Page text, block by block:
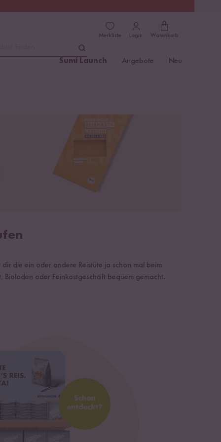
Merkliste Login Warenkorb
Sumi Launch Angebote Neu
die ein oder andere Reistüte ja schon mal beim
Bioladen oder Feinkostgeschäft bequem gemacht.